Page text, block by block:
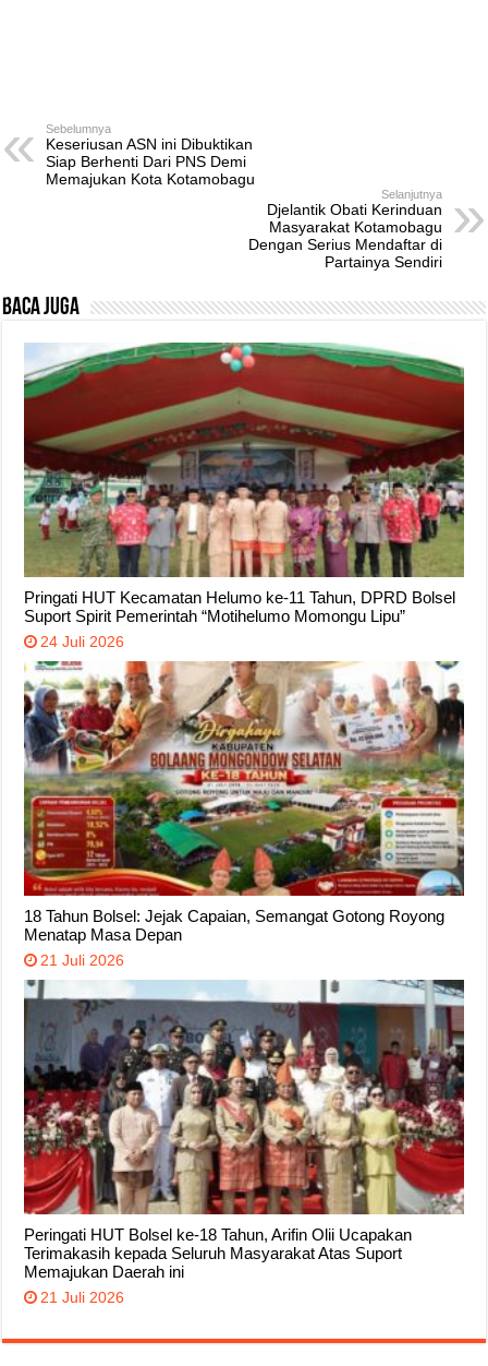
Sebelumnya
Keseriusan ASN ini Dibuktikan
Siap Berhenti Dari PNS Demi
Memajukan Kota Kotamobagu
Selanjutnya
Djelantik Obati Kerinduan
Masyarakat Kotamobagu
Dengan Serius Mendaftar di
Partainya Sendiri
Baca Juga
Pringati HUT Kecamatan Helumo ke-11 Tahun, DPRD Bolsel
Suport Spirit Pemerintah “Motihelumo Momongu Lipu”
24 Juli 2026
18 Tahun Bolsel: Jejak Capaian, Semangat Gotong Royong
Menatap Masa Depan
21 Juli 2026
Peringati HUT Bolsel ke-18 Tahun, Arifin Olii Ucapakan
Terimakasih kepada Seluruh Masyarakat Atas Suport
Memajukan Daerah ini
21 Juli 2026